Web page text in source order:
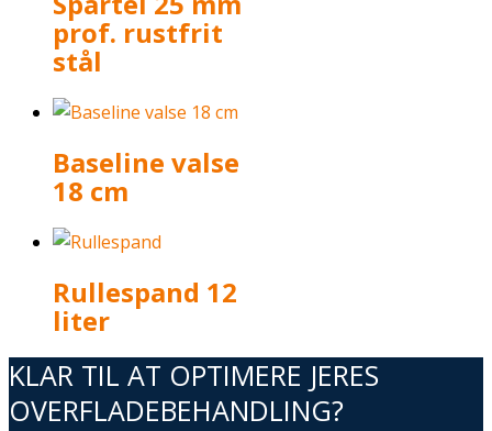
prof. rustfrit
stål
Baseline valse
18 cm
Rullespand 12
liter
KLAR TIL AT OPTIMERE JERES
OVERFLADEBEHANDLING?